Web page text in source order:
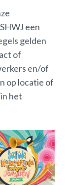
een
gelden
of
en/of
op locatie of
het